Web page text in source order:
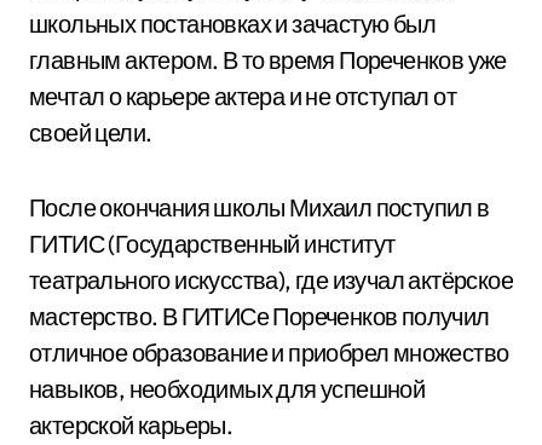
школьных постановках и зачастую был
главным актером. В то время Пореченков уже
мечтал о карьере актера и не отступал от
своей цели.
После окончания школы Михаил поступил в
ГИТИС (Государственный институт
театрального искусства), где изучал актёрское
мастерство. В ГИТИСе Пореченков получил
отличное образование и приобрел множество
навыков, необходимых для успешной
актерской карьеры.